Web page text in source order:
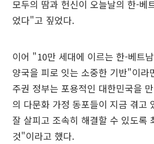
모두의 땀과 헌신이 오늘날의 한-베
었다"고 짚었다.
이어 "10만 세대에 이르는 한-베트
양국을 피로 잇는 소중한 기반"이라
주권 정부는 포용적인 대한민국을
의 다문화 가정 동포들이 지금 겪고
잘 살피고 조속히 해결할 수 있도록
것"이라고 했다.